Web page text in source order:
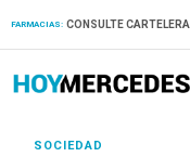
FARMACIAS: CONSULTE CARTELERA